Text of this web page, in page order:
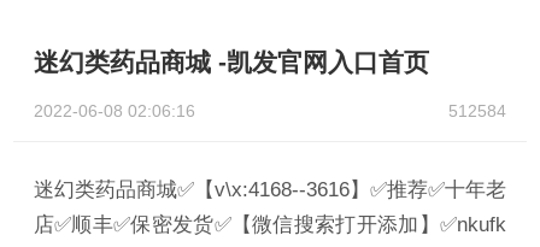
迷幻类药品商城 -凯发官网入口首页
2022-06-08 02:06:16 512584
迷幻类药品商城✅【v\x:4168--3616】✅推荐✅十年老
店✅顺丰✅保密发货✅【微信搜索打开添加】✅nkufk